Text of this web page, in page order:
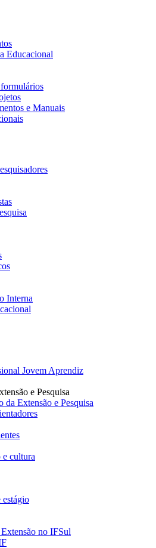
Educacional
e Manuais
Interna
Jovem Aprendiz
e Pesquisa
da Extensão e Pesquisa
e cultura
estágio
no IFSul